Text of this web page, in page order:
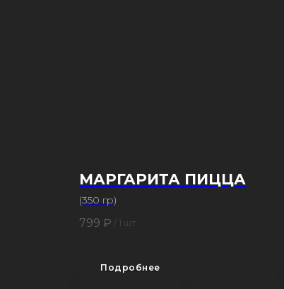
МАРГАРИТА ПИЦЦА
(350 гр)
799 ₽ / 1 шт
Подробнее